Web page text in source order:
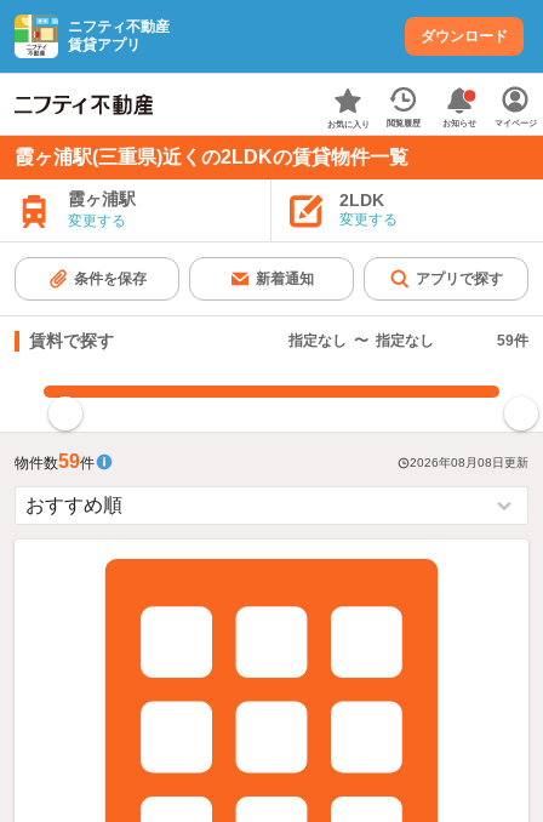
ニフティ不動産
賃貸アプリ
ダウンロード
お気に入り 閲覧履歴 お知らせ マイページ
霞ヶ浦駅(三重県)近くの2LDKの賃貸物件一覧
霞ヶ浦駅
変更する
2LDK
変更する
条件を保存 新着通知 アプリで探す
賃料で探す 指定なし 〜 指定なし 59件
物件数59件 2026年08月08日更新